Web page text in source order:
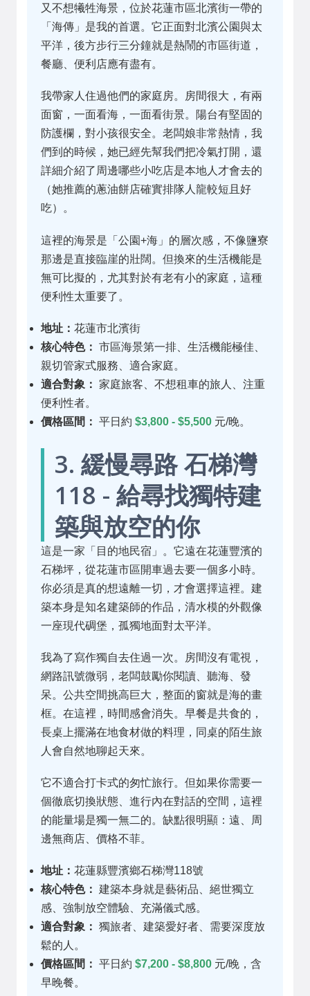
又不想犧牲海景，位於花蓮市區北濱街一帶的
「海傳」是我的首選。它正面對北濱公園與太
平洋，後方步行三分鐘就是熱鬧的市區街道，
餐廳、便利店應有盡有。
我帶家人住過他們的家庭房。房間很大，有兩
面窗，一面看海，一面看街景。陽台有堅固的
防護欄，對小孩很安全。老闆娘非常熱情，我
們到的時候，她已經先幫我們把冷氣打開，還
詳細介紹了周邊哪些小吃店是本地人才會去的
（她推薦的蔥油餅店確實排隊人龍較短且好
吃）。
這裡的海景是「公園+海」的層次感，不像鹽寮
那邊是直接臨崖的壯闊。但換來的生活機能是
無可比擬的，尤其對於有老有小的家庭，這種
便利性太重要了。
地址： 花蓮市北濱街
核心特色： 市區海景第一排、生活機能極佳、
親切管家式服務、適合家庭。
適合對象： 家庭旅客、不想租車的旅人、注重
便利性者。
價格區間： 平日約 $3,800 - $5,500 元/晚。
3. 緩慢尋路 石梯灣
118 - 給尋找獨特建
築與放空的你
這是一家「目的地民宿」。它遠在花蓮豐濱的
石梯坪，從花蓮市區開車過去要一個多小時。
你必須是真的想遠離一切，才會選擇這裡。建
築本身是知名建築師的作品，清水模的外觀像
一座現代碉堡，孤獨地面對太平洋。
我為了寫作獨自去住過一次。房間沒有電視，
網路訊號微弱，老闆鼓勵你閱讀、聽海、發
呆。公共空間挑高巨大，整面的窗就是海的畫
框。在這裡，時間感會消失。早餐是共食的，
長桌上擺滿在地食材做的料理，同桌的陌生旅
人會自然地聊起天來。
它不適合打卡式的匆忙旅行。但如果你需要一
個徹底切換狀態、進行內在對話的空間，這裡
的能量場是獨一無二的。缺點很明顯：遠、周
邊無商店、價格不菲。
地址： 花蓮縣豐濱鄉石梯灣118號
核心特色： 建築本身就是藝術品、絕世獨立
感、強制放空體驗、充滿儀式感。
適合對象： 獨旅者、建築愛好者、需要深度放
鬆的人。
價格區間： 平日約 $7,200 - $8,800 元/晚，含
早晚餐。